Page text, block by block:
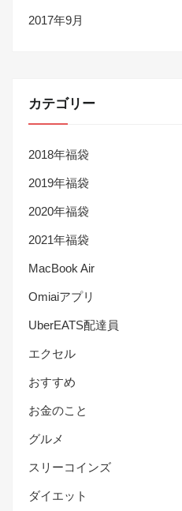
2017年9月
カテゴリー
2018年福袋
2019年福袋
2020年福袋
2021年福袋
MacBook Air
Omiaiアプリ
UberEATS配達員
エクセル
おすすめ
お金のこと
グルメ
スリーコインズ
ダイエット